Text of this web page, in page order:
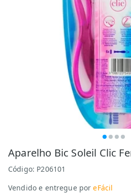
Aparelho Bic Soleil Clic
Código: P206101
Vendido e entregue por eFácil